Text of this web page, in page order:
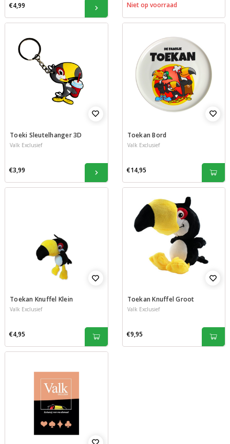
€4,99 Niet op voorraad
Toeki Sleutelhanger 3D
Valk Exclusief
€3,99
Toekan Bord
Valk Exclusief
€14,95
Toekan Knuffel Klein
Valk Exclusief
€4,95
Toekan Knuffel Groot
Valk Exclusief
€9,95